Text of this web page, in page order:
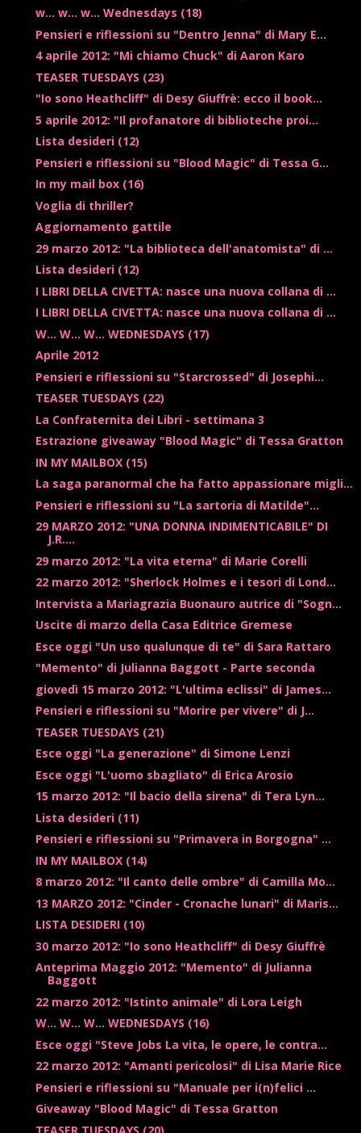
w... w... w... Wednesdays (18)
Pensieri e riflessioni su "Dentro Jenna" di Mary E...
4 aprile 2012: "Mi chiamo Chuck" di Aaron Karo
TEASER TUESDAYS (23)
"Io sono Heathcliff" di Desy Giuffrè: ecco il book...
5 aprile 2012: "Il profanatore di biblioteche proi...
Lista desideri (12)
Pensieri e riflessioni su "Blood Magic" di Tessa G...
In my mail box (16)
Voglia di thriller?
Aggiornamento gattile
29 marzo 2012: "La biblioteca dell'anatomista" di ...
Lista desideri (12)
I LIBRI DELLA CIVETTA: nasce una nuova collana di ...
I LIBRI DELLA CIVETTA: nasce una nuova collana di ...
W... W... W... WEDNESDAYS (17)
Aprile 2012
Pensieri e riflessioni su "Starcrossed" di Josephi...
TEASER TUESDAYS (22)
La Confraternita dei Libri - settimana 3
Estrazione giveaway "Blood Magic" di Tessa Gratton
IN MY MAILBOX (15)
La saga paranormal che ha fatto appassionare migli...
Pensieri e riflessioni su "La sartoria di Matilde"...
29 MARZO 2012: "UNA DONNA INDIMENTICABILE" DI
J.R....
29 marzo 2012: "La vita eterna" di Marie Corelli
22 marzo 2012: "Sherlock Holmes e i tesori di Lond...
Intervista a Mariagrazia Buonauro autrice di "Sogn...
Uscite di marzo della Casa Editrice Gremese
Esce oggi "Un uso qualunque di te" di Sara Rattaro
"Memento" di Julianna Baggott - Parte seconda
giovedì 15 marzo 2012: "L'ultima eclissi" di James...
Pensieri e riflessioni su "Morire per vivere" di J...
TEASER TUESDAYS (21)
Esce oggi "La generazione" di Simone Lenzi
Esce oggi "L'uomo sbagliato" di Erica Arosio
15 marzo 2012: "Il bacio della sirena" di Tera Lyn...
Lista desideri (11)
Pensieri e riflessioni su "Primavera in Borgogna" ...
IN MY MAILBOX (14)
8 marzo 2012: "Il canto delle ombre" di Camilla Mo...
13 MARZO 2012: "Cinder - Cronache lunari" di Maris...
LISTA DESIDERI (10)
30 marzo 2012: "Io sono Heathcliff" di Desy Giuffrè
Anteprima Maggio 2012: "Memento" di Julianna
Baggott
22 marzo 2012: "Istinto animale" di Lora Leigh
W... W... W... WEDNESDAYS (16)
Esce oggi "Steve Jobs La vita, le opere, le contra...
22 marzo 2012: "Amanti pericolosi" di Lisa Marie Rice
Pensieri e riflessioni su "Manuale per i(n)felici ...
Giveaway "Blood Magic" di Tessa Gratton
TEASER TUESDAYS (20)